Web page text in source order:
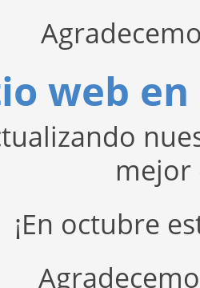
web
mejor
¡En octubre